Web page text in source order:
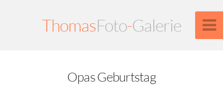
ThomasFoto-Galerie
Opas Geburtstag